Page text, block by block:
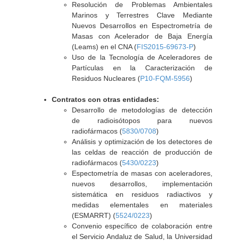
Resolución de Problemas Ambientales
Marinos y Terrestres Clave Mediante
Nuevos Desarrollos en Espectrometría de
Masas con Acelerador de Baja Energía
(Leams) en el CNA (FIS2015-69673-P)
Uso de la Tecnología de Aceleradores de
Partículas en la Caracterización de
Residuos Nucleares (P10-FQM-5956)
Contratos con otras entidades:
Desarrollo de metodologías de detección
de radioisótopos para nuevos
radiofármacos (5830/0708)
Análisis y optimización de los detectores de
las celdas de reacción de producción de
radiofármacos (5430/0223)
Espectometría de masas con aceleradores,
nuevos desarrollos, implementación
sistemática en residuos radiactivos y
medidas elementales en materiales
(ESMARRT) (5524/0223)
Convenio específico de colaboración entre
el Servicio Andaluz de Salud, la Universidad